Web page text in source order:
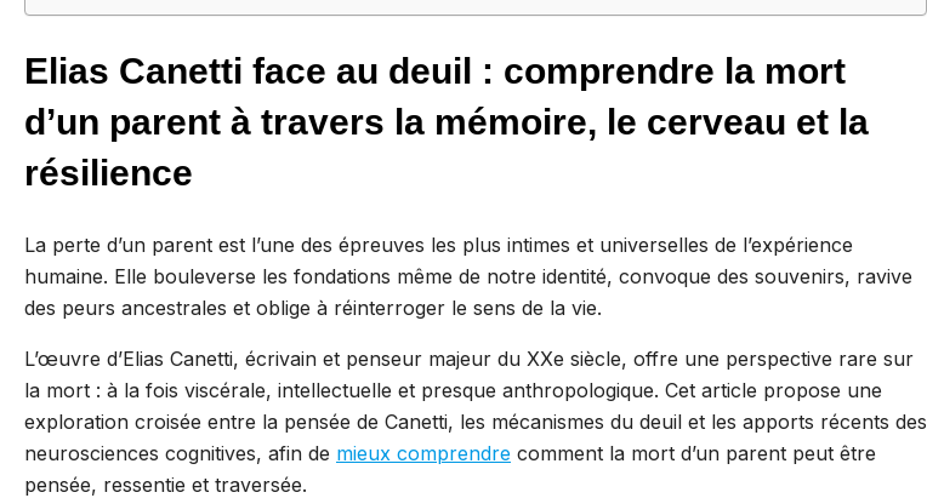
Elias Canetti face au deuil : comprendre la mort
d’un parent à travers la mémoire, le cerveau et la
résilience
La perte d’un parent est l’une des épreuves les plus intimes et universelles de l’expérience
humaine. Elle bouleverse les fondations même de notre identité, convoque des souvenirs, ravive
des peurs ancestrales et oblige à réinterroger le sens de la vie.
L’œuvre d’Elias Canetti, écrivain et penseur majeur du XXe siècle, offre une perspective rare sur
la mort : à la fois viscérale, intellectuelle et presque anthropologique. Cet article propose une
exploration croisée entre la pensée de Canetti, les mécanismes du deuil et les apports récents des
neurosciences cognitives, afin de mieux comprendre comment la mort d’un parent peut être
pensée, ressentie et traversée.